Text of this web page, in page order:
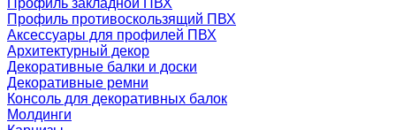
Профиль закладной ПВХ
Профиль противоскользящий ПВХ
Аксессуары для профилей ПВХ
Архитектурный декор
Декоративные балки и доски
Декоративные ремни
Консоль для декоративных балок
Молдинги